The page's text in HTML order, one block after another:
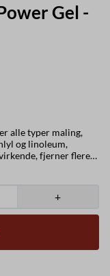
Gel -
og linoleum,
på båt. Kan
+